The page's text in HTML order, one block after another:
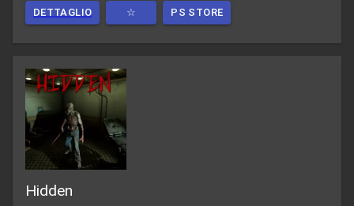
DETTAGLIO ☆ PS STORE
Hidden